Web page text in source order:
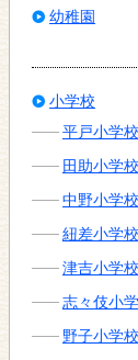
幼稚園
小学校
平戸小学校
田助小学校
中野小学校
紐差小学校
津吉小学校
志々伎小
野子小学校